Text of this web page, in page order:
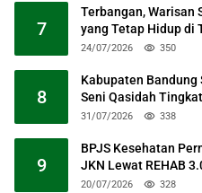
7
Terbangan, Warisan
yang Tetap Hidup di
24/07/2026 350
8
Kabupaten Bandung
Seni Qasidah
31/07/2026 338
9
BPJS Kesehatan
JKN Lewat REHAB
20/07/2026 328